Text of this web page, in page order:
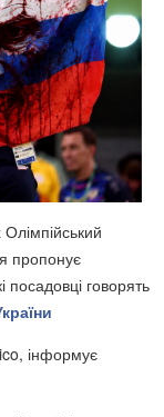
пропонує
говорять
інформує